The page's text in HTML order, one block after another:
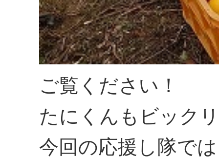
ご覧ください！
たにくんもビック
今回の応援し隊で